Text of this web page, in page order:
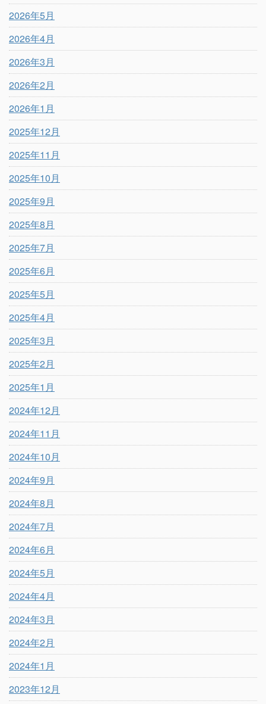
2026年5月
2026年4月
2026年3月
2026年2月
2026年1月
2025年12月
2025年11月
2025年10月
2025年9月
2025年8月
2025年7月
2025年6月
2025年5月
2025年4月
2025年3月
2025年2月
2025年1月
2024年12月
2024年11月
2024年10月
2024年9月
2024年8月
2024年7月
2024年6月
2024年5月
2024年4月
2024年3月
2024年2月
2024年1月
2023年12月